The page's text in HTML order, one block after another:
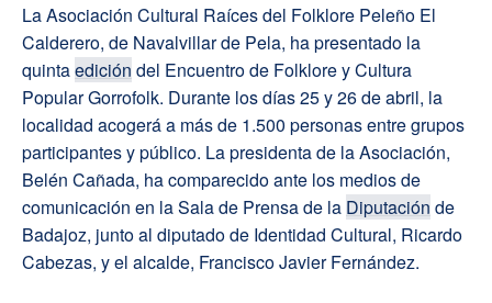
La Asociación Cultural Raíces del Folklore Peleño El
Calderero, de Navalvillar de Pela, ha presentado la
quintaedición del Encuentro de Folklore y Cultura
Popular Gorrofolk. Durante los días 25 y 26 de abril, la
localidad acogerá a más de 1.500 personas entre grupos
participantes y público. La presidenta de la Asociación,
Belén Cañada, ha comparecido ante los medios de
comunicación en la Sala de Prensa de la Diputación de
Badajoz, junto al diputado de Identidad Cultural, Ricardo
Cabezas, y el alcalde, Francisco Javier Fernández.